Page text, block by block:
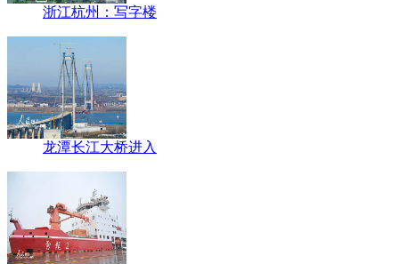
浙江杭州：写字楼
龙潭长江大桥进入